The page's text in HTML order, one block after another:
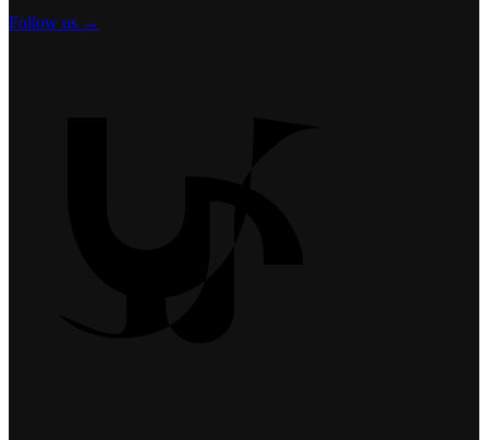
Follow us →